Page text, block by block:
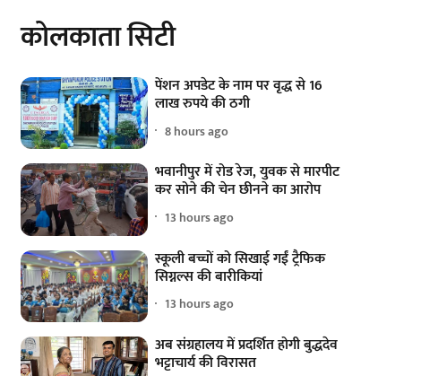
कोलकाता सिटी
पेंशन अपडेट के नाम पर वृद्ध से 16
लाख रुपये की ठगी
8 hours ago
भवानीपुर में रोड रेज, युवक से मारपीट
कर सोने की चेन छीनने का आरोप
13 hours ago
स्कूली बच्चों को सिखाई गईं ट्रैफिक
सिग्नल्स की बारीकियां
13 hours ago
अब संग्रहालय में प्रदर्शित होगी बुद्धदेव
भट्टाचार्य की विरासत